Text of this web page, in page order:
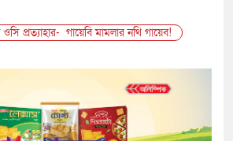
প্রত্যাহার- গায়েবি মামলার নথি গায়েব!